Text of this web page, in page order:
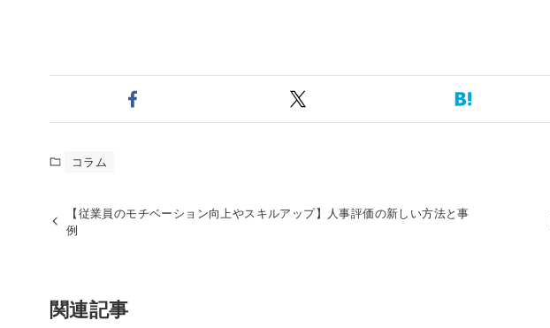
コラム
【従業員のモチベーション向上やスキルアップ】人事評価の新しい方法と事
例
関連記事